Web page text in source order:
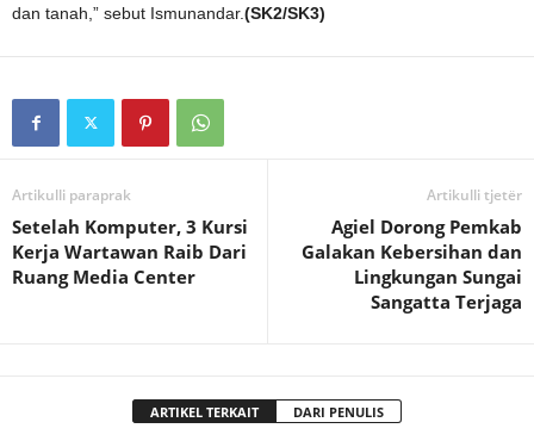
dan tanah,” sebut Ismunandar.(SK2/SK3)
Artikulli paraprak
Setelah Komputer, 3 Kursi
Kerja Wartawan Raib Dari
Ruang Media Center
Artikulli tjetër
Agiel Dorong Pemkab
Galakan Kebersihan dan
Lingkungan Sungai
Sangatta Terjaga
ARTIKEL TERKAIT DARI PENULIS